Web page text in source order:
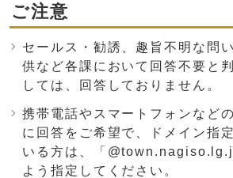
ご注意
セールス・勧誘、趣旨不明な問
供など各課において回答不要と
しては、回答しておりません。
携帯電話やスマートフォンなど
に回答をご希望で、ドメイン指
いる方は、「
よう指定してください。